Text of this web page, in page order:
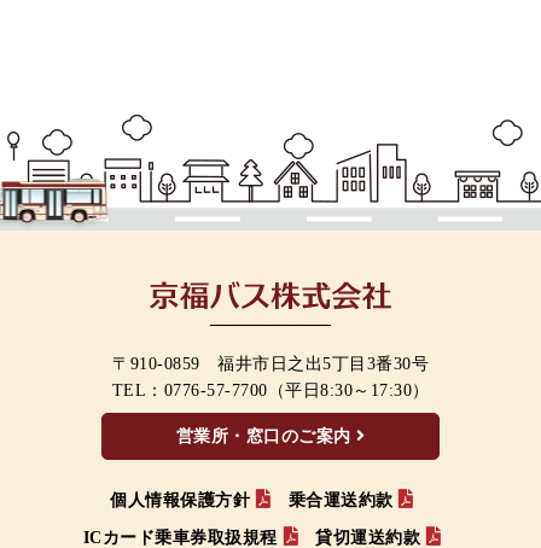
〒910-0859 福井市日之出5丁目3番30号
TEL： 0776-57-7700 （平日8:30～17:30）
営業所・窓口のご案内
個人情報保護方針 乗合運送約款
ICカード乗車券取扱規程 貸切運送約款